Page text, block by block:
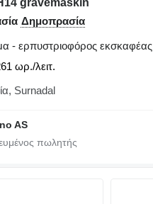
Δημοπρασία
- ερπυστριοφόρος εκσκαφέας
ωρ./λειτ.
Surnadal
AS